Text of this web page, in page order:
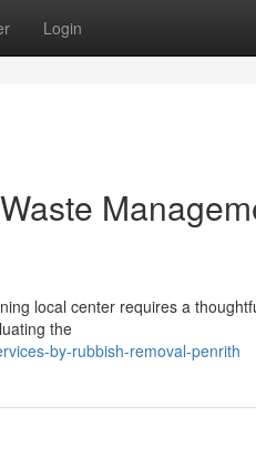
Login
local center requires a
the
by-rubbish-removal-penrith